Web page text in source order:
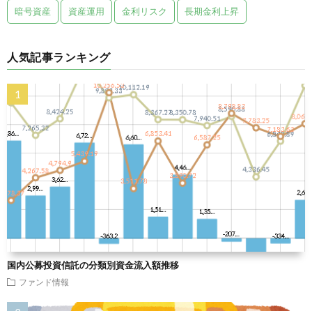
暗号資産 資産運用 金利リスク 長期金利上昇
人気記事ランキング
国内公募投資信託の分類別資金流入額推移
ファンド情報